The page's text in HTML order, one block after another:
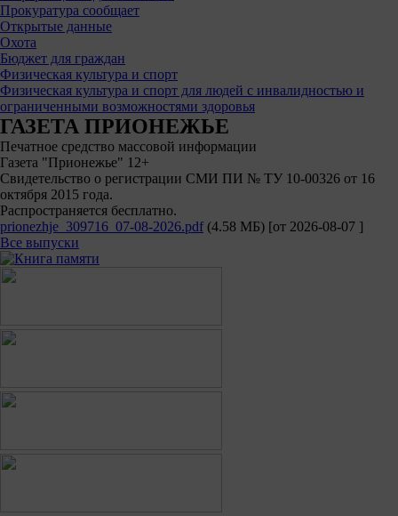
Прокуратура сообщает
Открытые данные
Охота
Бюджет для граждан
Физическая культура и спорт
Физическая культура и спорт для людей с инвалидностью и
ограниченными возможностями здоровья
ГАЗЕТА ПРИОНЕЖЬЕ
Печатное средство массовой информации
Газета "Прионежье" 12+
Свидетельство о регистрации СМИ ПИ № ТУ 10-00326 от 16
октября 2015 года.
Распространяется бесплатно.
prionezhje_309716_07-08-2026.pdf (4.58 МБ) [от 2026-08-07 ]
Все выпуски